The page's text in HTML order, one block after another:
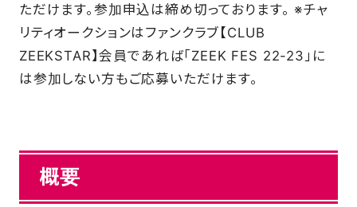
SCHOOL
PARTNERS
SHOP
ただけます。参加申込は締め切っております。 ※チャ
リティオークションはファンクラブ【CLUB
ZEEKSTAR】会員であれば「ZEEK FES 22-23」に
は参加しない方もご応募いただけます。
概要